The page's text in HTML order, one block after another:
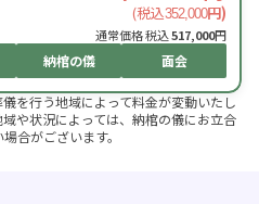
(税込352,000円)
通常価格 税込517,000円
納棺の儀 面会
を行う地域によって料金が変動いたし
や状況によっては、納棺の儀にお立合
合がございます。